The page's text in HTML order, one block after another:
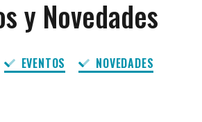
y Novedades
EVENTOS NOVEDADES